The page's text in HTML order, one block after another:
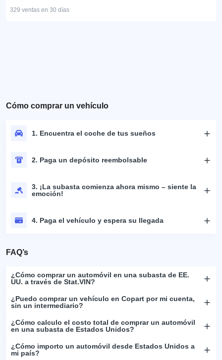
329 ventas en 30 días
Cómo comprar un vehículo
1. Encuentra el coche de tus sueños
2. Paga un depósito reembolsable
3. ¡La subasta comienza ahora mismo – siente la
emoción!
4. Paga el vehículo y espera su llegada
FAQ’s
¿Cómo comprar un automóvil en una subasta de EE.
UU. a través de Stat.VIN?
¿Puedo comprar un vehículo en Copart por mi cuenta,
sin un intermediario?
¿Cómo calculo el costo total de comprar un automóvil
en una subasta de Estados Unidos?
¿Cómo importo un automóvil desde Estados Unidos a
mi país?